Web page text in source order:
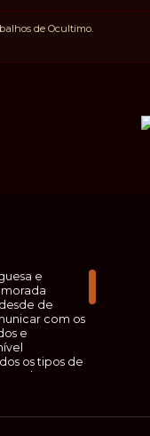
de Ocultimo.
e
de
com os
e
os tipos de
ocultos em
á sua